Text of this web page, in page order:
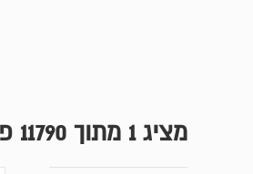
מציג1 מתוך 11790 פריטי עיצוב